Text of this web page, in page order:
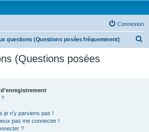
Connexion
questions (Questions posées fréquemment)
(Questions posées
?
je n’y parviens pas !
pas me connecter !
?